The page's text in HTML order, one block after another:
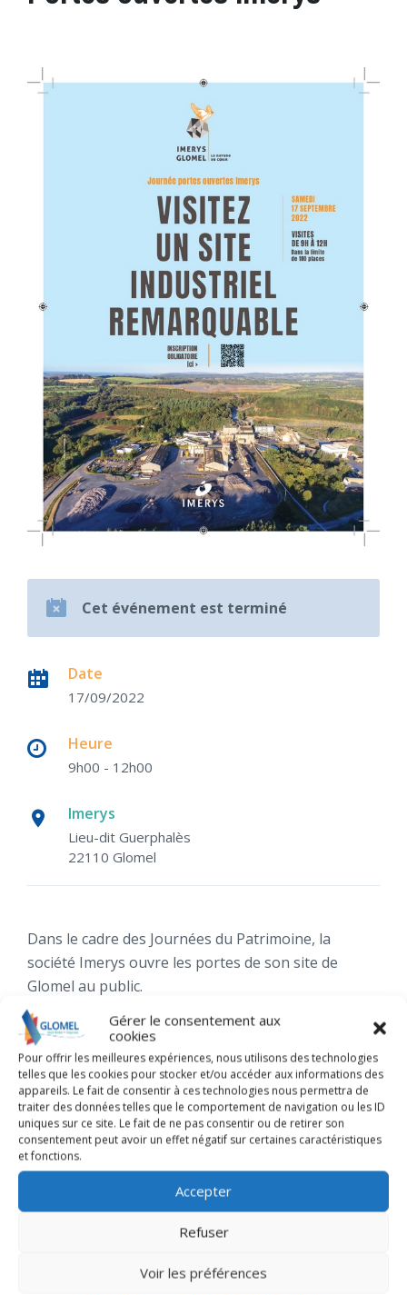
Gérer le consentement aux
cookies
Pour offrir les meilleures expériences, nous utilisons des technologies
telles que les cookies pour stocker et/ou accéder aux informations des
appareils. Le fait de consentir à ces technologies nous permettra de
traiter des données telles que le comportement de navigation ou les ID
uniques sur ce site. Le fait de ne pas consentir ou de retirer son
consentement peut avoir un effet négatif sur certaines caractéristiques
et fonctions.
Accepter
Refuser
Voir les préférences
Cet événement est terminé
Date
17/09/2022
Heure
9h00 - 12h00
Imerys
Lieu-dit Guerphalès
22110 Glomel
Dans le cadre des Journées du Patrimoine, la
société Imerys ouvre les portes de son site de
Glomel au public.
Inscription obligatoire.
ORGANISÉ PARIMERYS
S’inscrire à la visite
+